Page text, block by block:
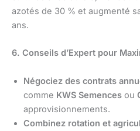
azotés de 30 % et augmenté
ans.
6. Conseils d’Expert pour
Négociez des contrats
comme KWS Semences ou
approvisionnements.
Combinez rotation et